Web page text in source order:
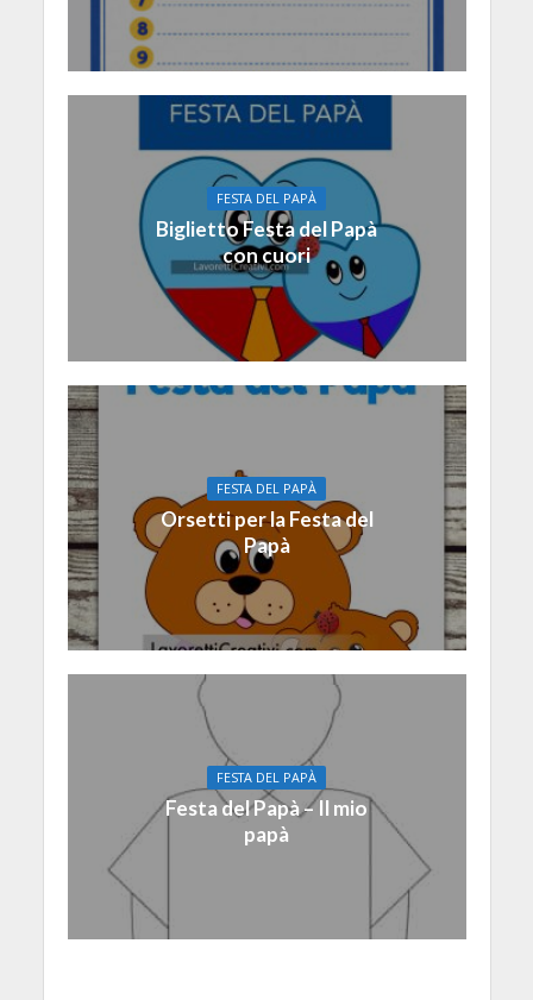
FESTA DEL PAPÀ
Biglietto Festa del Papà
con cuori
FESTA DEL PAPÀ
Orsetti per la Festa del
Papà
FESTA DEL PAPÀ
Festa del Papà – Il mio
papà